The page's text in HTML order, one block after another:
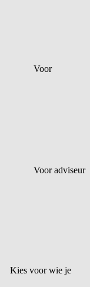
Voor
Voor adviseur
Kies voor wie je